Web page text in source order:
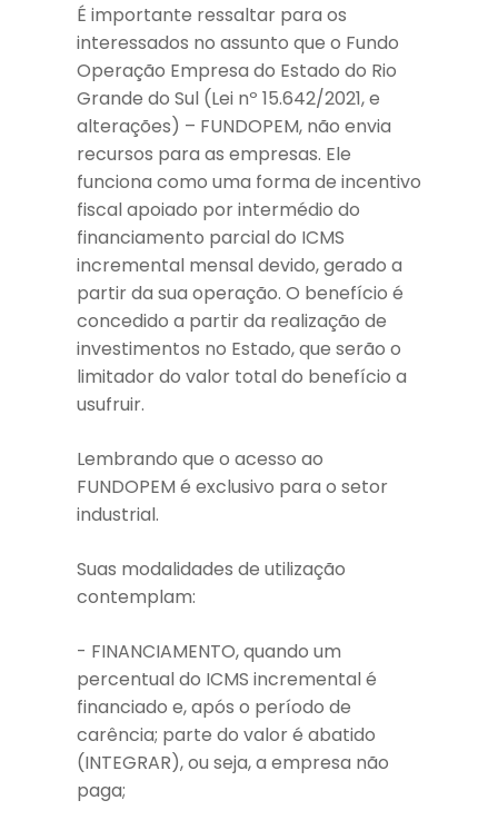
É importante ressaltar para os
interessados no assunto que o Fundo
Operação Empresa do Estado do Rio
Grande do Sul (Lei nº 15.642/2021, e
alterações) – FUNDOPEM, não envia
recursos para as empresas. Ele
funciona como uma forma de incentivo
fiscal apoiado por intermédio do
financiamento parcial do ICMS
incremental mensal devido, gerado a
partir da sua operação. O benefício é
concedido a partir da realização de
investimentos no Estado, que serão o
limitador do valor total do benefício a
usufruir.
Lembrando que o acesso ao
FUNDOPEM é exclusivo para o setor
industrial.
Suas modalidades de utilização
contemplam:
- FINANCIAMENTO, quando um
percentual do ICMS incremental é
financiado e, após o período de
carência; parte do valor é abatido
(INTEGRAR), ou seja, a empresa não
paga;